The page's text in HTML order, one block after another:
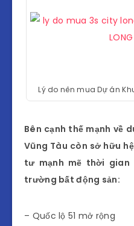
Lý do nên mua Dự án
Bên cạnh thế mạnh về
Vũng Tàu còn sở hữu
tư mạnh mẽ thời
trường bất động sản:
– Quốc lộ 51 mở rộng